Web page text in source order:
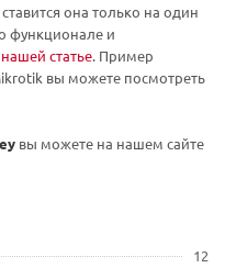
она только на один
функционале и
нашей статье. Пример
вы можете посмотреть
вы можете на нашем сайте
12